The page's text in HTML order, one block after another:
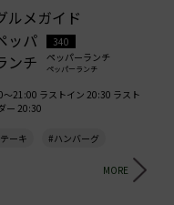
340
ペッパーランチ
ペッパーランチ
21:00 ラストイン 20:30 ラスト
ー 20:30
ーキ #ハンバーグ
MORE